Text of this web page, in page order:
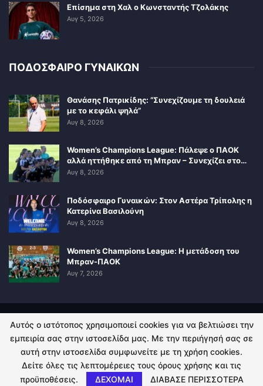
Επίσημα στη Χαλ ο Κωνσταντής Τζολάκης
Αυγ 5, 2026
ΠΟΔΟΣΦΑΙΡΟ ΓΥΝΑΙΚΩΝ
Θανάσης Πατρικίδης: “Συνεχίζουμε τη δουλειά
με το κεφάλι ψηλά”
Αυγ 8, 2026
Women’s Champions League: Πάλεψε ο ΠΑΟΚ
αλλά ηττήθηκε από τη Μπραν – Συνεχίζει στο…
Αυγ 8, 2026
Ποδόσφαιρο Γυναικών: Στον Αστέρα Τρίπολης η
Κατερίνα Βασιλούνη
Αυγ 8, 2026
Women’s Champions League: Η μετάδοση του
Μπραν-ΠΑΟΚ
Αυγ 7, 2026
ΠΟΛΙΤΙΚΗ ΑΠΟΡΡΗΤΟΥ ΕΠΙΚΟΙΝΩΝΙΑ
© 2026 - Kingsport.gr. All Rights Reserved.
Αυτός ο ιστότοπος χρησιμοποιεί cookies για να βελτιώσει την
εμπειρία σας στην ιστοσελίδα μας. Με την περιήγησή σας σε
αυτή στην ιστοσελίδα συμφωνείτε με τη χρήση cookies.
Δείτε όλες τις λεπτομέρειες τους όρους χρήσης και τις
προϋποθέσεις.
ΔΕΧΟΜΑΙ ΔΙΑΒΑΣΕ ΠΕΡΙΣΣΟΤΕΡΑ